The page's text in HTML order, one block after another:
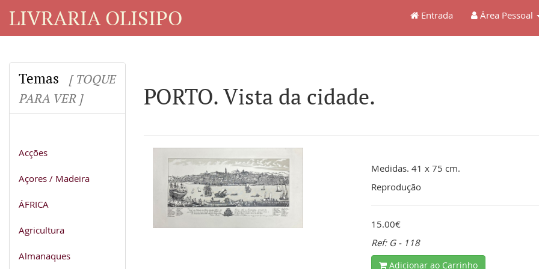
LIVRARIA OLISIPO Entrada Área Pessoal
Temas
[ TOQUE
PARA VER ]
Acções
Açores / Madeira
ÁFRICA
Agricultura
Almanaques
PORTO. Vista da cidade.
Medidas. 41 x 75 cm.
Reprodução
15.00€
Ref: G - 118
Adicionar ao Carrinho